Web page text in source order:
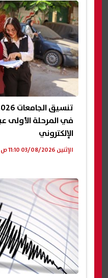
في المرحلة الأولى
الإلكتروني
الإثنين 03/08/2026 11:10 ص